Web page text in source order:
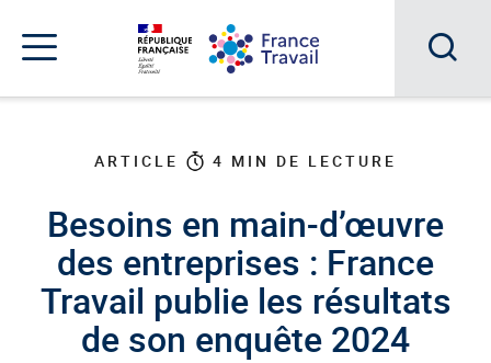
menu
contenu
pied
Menu
ARTICLE 4 MIN DE LECTURE
Besoins en main-d’œuvre
des entreprises : France
Travail publie les résultats
de son enquête 2024